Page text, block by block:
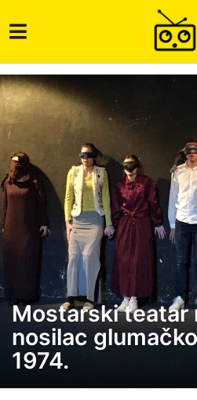
5
g
o
Mostarski teatar
nosilac
1974.